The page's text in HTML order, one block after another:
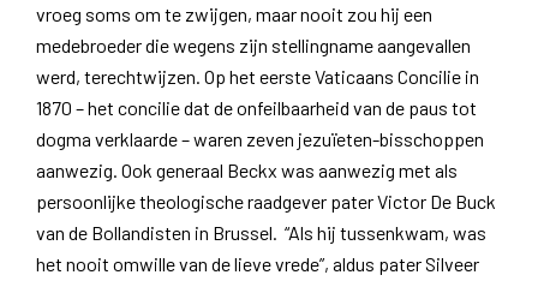
vroeg soms om te zwijgen, maar nooit zou hij een
medebroeder die wegens zijn stellingname aangevallen
werd, terechtwijzen. Op het eerste Vaticaans Concilie in
1870 – het concilie dat de onfeilbaarheid van de paus tot
dogma verklaarde – waren zeven jezuïeten-bisschoppen
aanwezig. Ook generaal Beckx was aanwezig met als
persoonlijke theologische raadgever pater Victor De Buck
van de Bollandisten in Brussel. “Als hij tussenkwam, was
het nooit omwille van de lieve vrede”, aldus pater Silveer